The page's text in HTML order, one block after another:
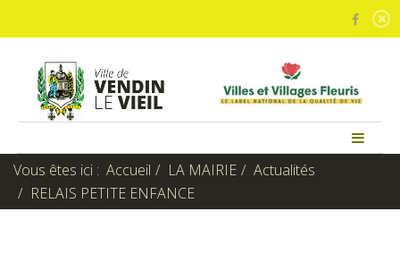
Vous êtes ici : Accueil LA MAIRIE
Actualités
RELAIS PETITE ENFANCE